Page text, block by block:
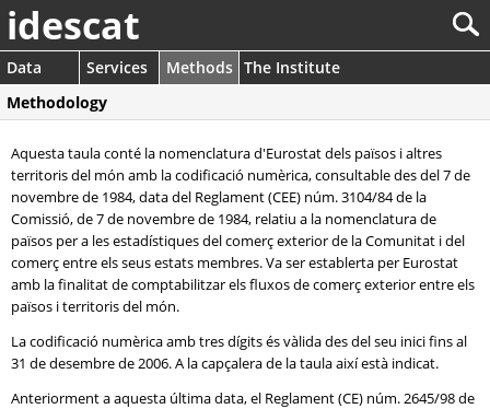
idescat
Data Services Methods The Institute
Methodology
Aquesta taula conté la nomenclatura d'Eurostat dels països i altres
territoris del món amb la codificació numèrica, consultable des del 7 de
novembre de 1984, data del Reglament (CEE) núm. 3104/84 de la
Comissió, de 7 de novembre de 1984, relatiu a la nomenclatura de
països per a les estadístiques del comerç exterior de la Comunitat i del
comerç entre els seus estats membres. Va ser establerta per Eurostat
amb la finalitat de comptabilitzar els fluxos de comerç exterior entre els
països i territoris del món.
La codificació numèrica amb tres dígits és vàlida des del seu inici fins al
31 de desembre de 2006. A la capçalera de la taula així està indicat.
Anteriorment a aquesta última data, el Reglament (CE) núm. 2645/98 de